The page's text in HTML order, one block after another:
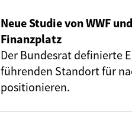
Neue Studie von WWF
Finanzplatz
Der Bundesrat definierte
führenden Standort für
positionieren.